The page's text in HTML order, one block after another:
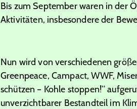
Bis zum September waren in der
Aktivitäten, insbesondere der
Nun wird von verschiedenen
Greenpeace, Campact, WWF,
schützen – Kohle stoppen!“
unverzichtbarer Bestandteil im